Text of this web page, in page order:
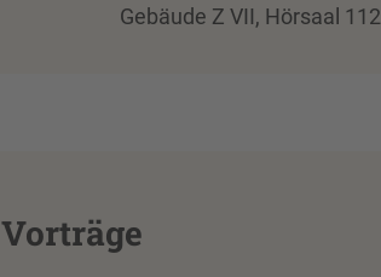
Gebäude Z VII, Hörsaal 112
Vorträge